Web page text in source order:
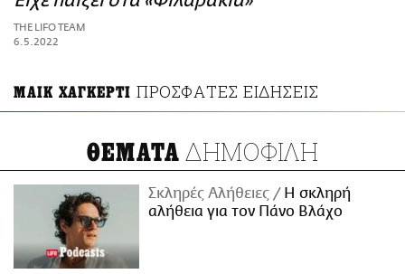
ΑΜΠΑ
PRINT
THE LIFO TEAM
6.5.2022
ΜΑΙΚ ΧΑΓΚΕΡΤΙ ΠΡΟΣΦΑΤΕΣ ΕΙΔΗΣΕΙΣ
ΘΕΜΑΤΑ ΔΗΜΟΦΙΛΗ
Σκληρές Αλήθειες
H σκληρή
αλήθεια για τον Πάνο Βλάχο